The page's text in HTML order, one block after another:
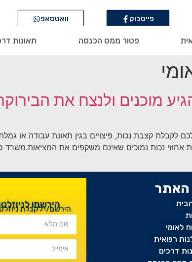
פייסבוק וואטסאפ
פטור ממס הכנסה תאונות
מוכנים ולנצח את
קצבת נכות, פיצויים בגין תאונת עבודה או גמלת
נכות נמוכים שאינם משקפים את המציאות.משרד
לאומי
רפואית
דרכים
הירשמו
הירשם/י לקבלת